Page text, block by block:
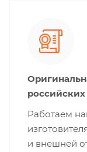
Работаем
и внешней